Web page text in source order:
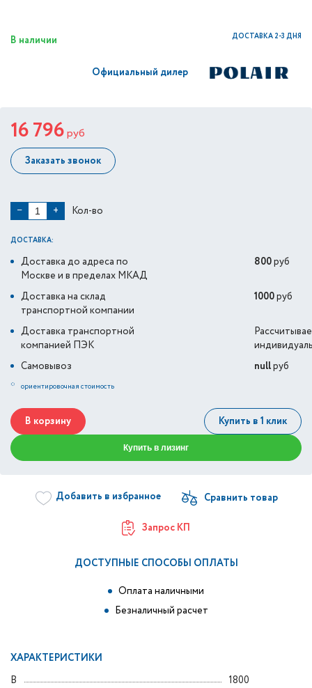
В наличии ДОСТАВКА 2-3 ДНЯ
Официальный дилер
16 796руб
Заказать звонок
− + Кол-во
ДОСТАВКА:
Доставка до адреса по
Москве и в пределах МКАД
800руб
Доставка на склад
транспортной компании
1000руб
Доставка транспортной
компанией ПЭК
Самовывоз
nullруб
* ориентировочная стоимость
В корзину Купить в 1 клик
Купить в лизинг
Добавить в избранное
Запрос КП
ДОСТУПНЫЕ СПОСОБЫ ОПЛАТЫ
Оплата наличными
Безналичный расчет
ХАРАКТЕРИСТИКИ
В
1800